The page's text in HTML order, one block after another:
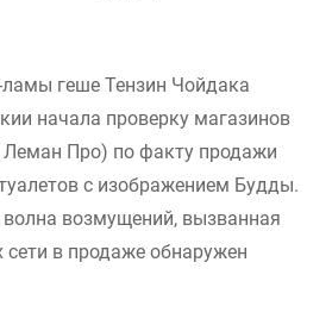
геше Тензин Чойдака
начала проверку магазинов
Про) по факту продажи
с изображением Будды.
возмущений, вызванная
сети в продаже обнаружен